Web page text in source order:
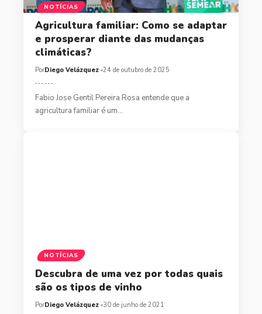
NOTÍCIAS
Agricultura familiar: Como se adaptar
e prosperar diante das mudanças
climáticas?
PorDiego Velázquez 24 de outubro de 2025
Fabio Jose Gentil Pereira Rosa entende que a
agricultura familiar é um…
NOTÍCIAS
Descubra de uma vez por todas quais
são os tipos de vinho
PorDiego Velázquez 30 de junho de 2021